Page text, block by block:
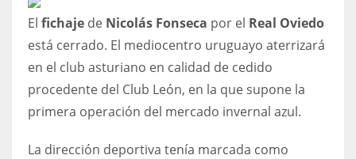
3
ATL
24
El fichaje de Nicolás Fonseca por el Real Oviedo
está cerrado. El mediocentro uruguayo aterrizará
en el club asturiano en calidad de cedido
procedente del Club León, en la que supone la
primera operación del mercado invernal azul.
La dirección deportiva tenía marcada como